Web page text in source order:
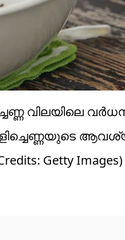
വിലയിലെ
Getty Images)